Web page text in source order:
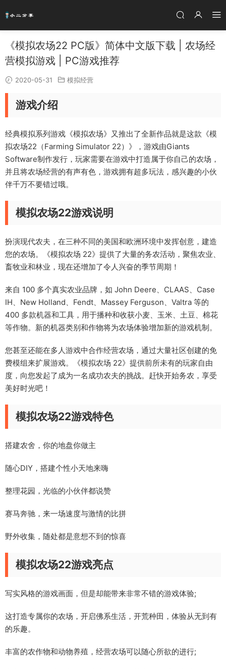
《模拟农场22 PC版》简体中文版下载 | 农场经
营模拟游戏 | PC游戏推荐
2020-05-31 模拟经营
游戏介绍
经典模拟系列游戏《模拟农场》又推出了全新作品就是这款《模
拟农场22（Farming Simulator 22）》，游戏由Giants
Software制作发行，玩家需要在游戏中打造属于你自己的农场，
并且将农场经营的有声有色，游戏拥有超多玩法，感兴趣的小伙
伴千万不要错过哦。
模拟农场22游戏说明
扮演现代农夫，在三种不同的美国和欧洲环境中发挥创意，建造
您的农场。《模拟农场 22》提供了大量的务农活动，聚焦农业、
畜牧业和林业，现在还增加了令人兴奋的季节周期！
来自 100 多个真实农业品牌，如 John Deere、CLAAS、Case
IH、New Holland、Fendt、Massey Ferguson、Valtra 等的
400 多款机器和工具，用于播种和收获小麦、玉米、土豆、棉花
等作物。新的机器类别和作物将为农场体验增加新的游戏机制。
您甚至还能在多人游戏中合作经营农场，通过大量社区创建的免
费模组来扩展游戏。《模拟农场 22》提供前所未有的玩家自由
度，向您发起了成为一名成功农夫的挑战。赶快开始务农，享受
美好时光吧！
模拟农场22游戏特色
搭建农舍，你的地盘你做主
随心DIY，搭建个性小天地来嗨
整理花园，光临的小伙伴都说赞
赛马奔驰，来一场速度与激情的比拼
野外收集，随处都是意想不到的惊喜
模拟农场22游戏亮点
写实风格的游戏画面，但是却能带来非常不错的游戏体验;
这打造专属你的农场，开启佛系生活，开荒种田，体验从无到有
的乐趣。
丰富的农作物和动物养殖，经营农场可以随心所欲的进行;